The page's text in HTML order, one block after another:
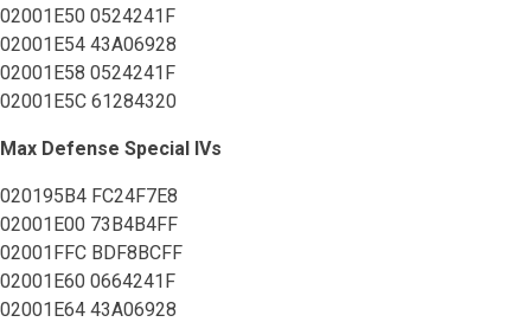
02001E50 0524241F
02001E54 43A06928
02001E58 0524241F
02001E5C 61284320
Max Defense Special IVs
020195B4 FC24F7E8
02001E00 73B4B4FF
02001FFC BDF8BCFF
02001E60 0664241F
02001E64 43A06928